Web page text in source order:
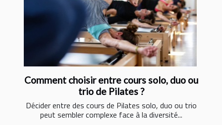
Comment choisir entre cours solo, duo ou
trio de Pilates ?
Décider entre des cours de Pilates solo, duo ou trio
peut sembler complexe face à la diversité...